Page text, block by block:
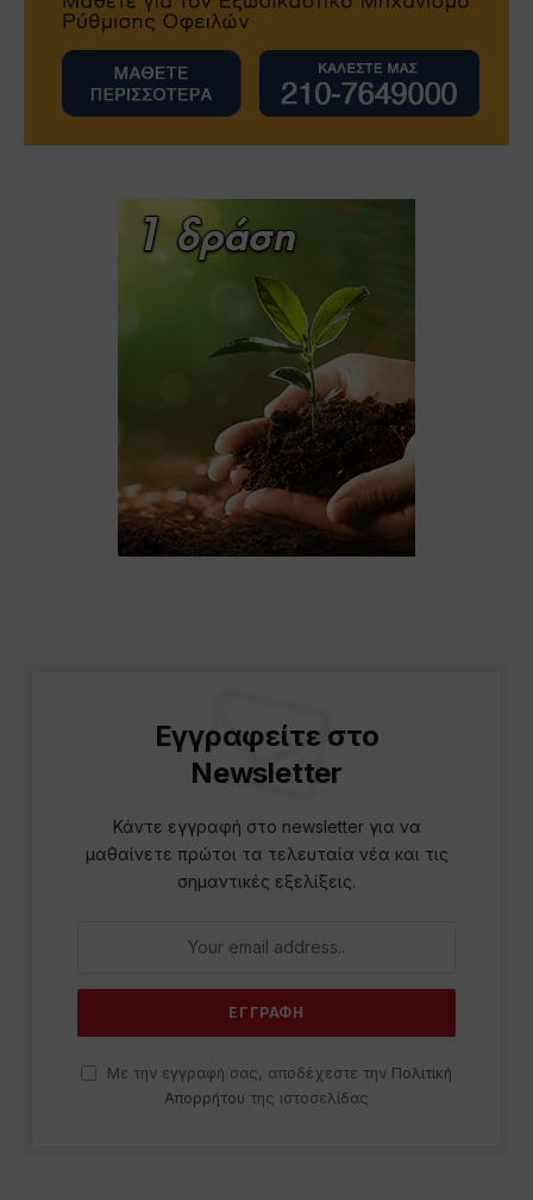
Εγγραφείτε στο
Newsletter
Κάντε εγγραφή στο newsletter για να
μαθαίνετε πρώτοι τα τελευταία νέα και τις
σημαντικές εξελίξεις.
Με την εγγραφή σας, αποδέχεστε την Πολιτική
Απορρήτου της ιστοσελίδας